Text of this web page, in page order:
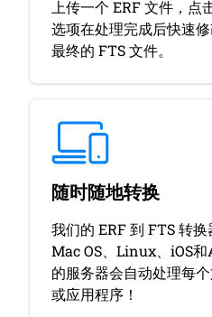
上传一个 ERF 文件，
选项在处理完成后快速
最终的 FTS 文件。
随时随地转换
我们的 ERF 到 FTS 转
Mac OS、Linux、iOS
的服务器会自动处理每
或应用程序！